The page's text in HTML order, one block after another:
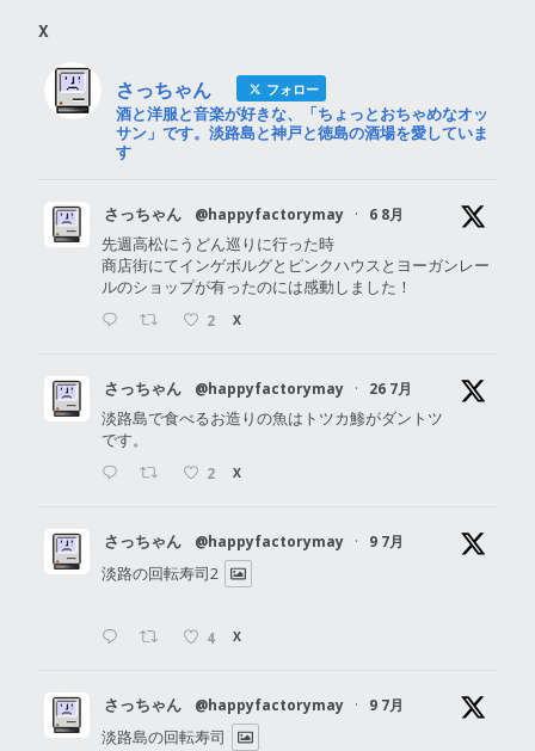
X
さっちゃん フォロー
酒と洋服と音楽が好きな、「ちょっとおちゃめなオッ
サン」です。淡路島と神戸と徳島の酒場を愛していま
す
さっちゃん @happyfactorymay · 6 8月
先週高松にうどん巡りに行った時
商店街にてインゲボルグとピンクハウスとヨーガンレー
ルのショップが有ったのには感動しました！
2 X
さっちゃん @happyfactorymay · 26 7月
淡路島で食べるお造りの魚はトツカ鯵がダントツ
です。
2 X
さっちゃん @happyfactorymay · 9 7月
淡路の回転寿司2
4 X
さっちゃん @happyfactorymay · 9 7月
淡路島の回転寿司